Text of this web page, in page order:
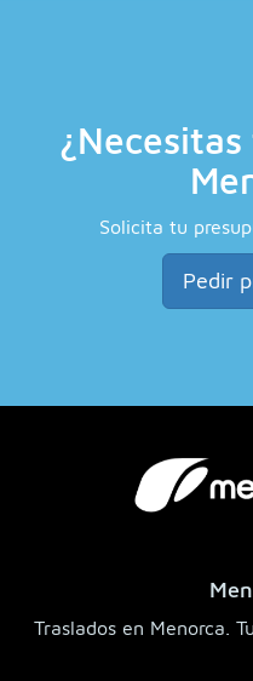
Solicita tu
Pedir
Traslados en Menorca.